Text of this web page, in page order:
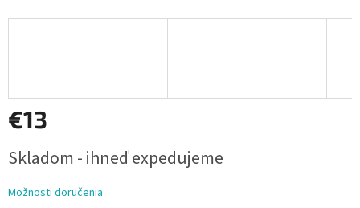
€13
cena:
Skladom - ihneď expedujeme
Možnosti doručenia